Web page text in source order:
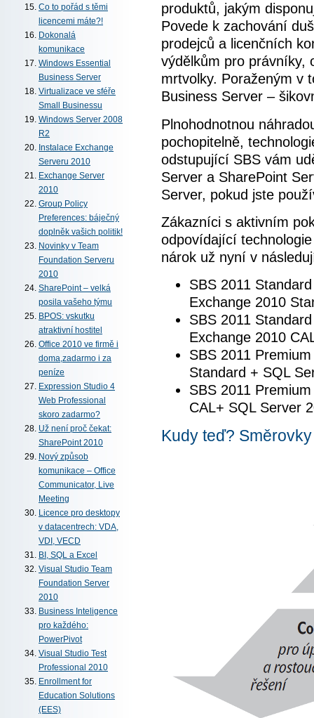
Co to pořád s těmi
licencemi máte?!
Dokonalá
komunikace
Windows Essential
Business Server
Virtualizace ve sféře
Small Businessu
Windows Server 2008
R2
Instalace Exchange
Serveru 2010
Exchange Server
2010
Group Policy
Preferences: báječný
doplněk vašich politik!
Novinky v Team
Foundation Serveru
2010
SharePoint – velká
posila vašeho týmu
BPOS: vskutku
atraktivní hostitel
Office 2010 ve firmě i
doma,zadarmo i za
peníze
Expression Studio 4
Web Professional
skoro zadarmo?
Už není proč čekat:
SharePoint 2010
Nový způsob
komunikace – Office
Communicator, Live
Meeting
Licence pro desktopy
v datacentrech: VDA,
VDI, VECD
BI, SQL a Excel
Visual Studio Team
Foundation Server
2010
Business Inteligence
pro každého:
PowerPivot
Visual Studio Test
Professional 2010
Enrollment for
Education Solutions
(EES)
produktů, jakým
Povede k zachování
prodejců a licenčních
výdělkům pro právníky,
mrtvolky. Poraženým v
Business Server –
Plnohodnotnou
pochopitelně,
odstupující SBS vám
Server a SharePoint
Server, pokud jste
Zákazníci s aktivním
odpovídající
nárok už nyní v
SBS 2011
Exchange 2010
SBS 2011
Exchange 2010
SBS 2011
Standard + SQL
SBS 2011
CAL+ SQL Server
Kudy teď?